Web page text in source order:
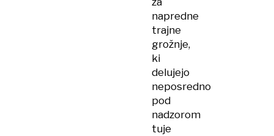
napredne
trajne
grožnje,
ki
delujejo
neposredno
pod
nadzorom
tuje